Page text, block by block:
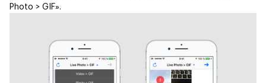
Photo > GIF».